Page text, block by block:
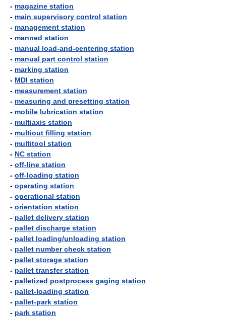
- magazine station
- main supervisory control station
- management station
- manned station
- manual load-and-centering station
- manual part control station
- marking station
- MDI station
- measurement station
- measuring and presetting station
- mobile lubrication station
- multiaxis station
- multiout filling station
- multitool station
- NC station
- off-line station
- off-loading station
- operating station
- operational station
- orientation station
- pallet delivery station
- pallet discharge station
- pallet loading/unloading station
- pallet number check station
- pallet storage station
- pallet transfer station
- palletized postprocess gaging station
- pallet-loading station
- pallet-park station
- park station